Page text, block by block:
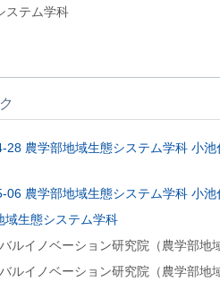
テム学科
28 農学部地域生態システム学科 小
06 農学部地域生態システム学科 小
域生態システム学科
ルイノベーション研究院（農学部
ルイノベーション研究院（農学部